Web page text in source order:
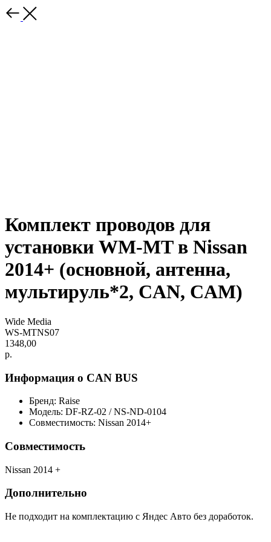
Комплект проводов для
установки WM-MT в Nissan
2014+ (основной, антенна,
мультируль*2, CAN, CAM)
Wide Media
WS-MTNS07
1348,00
р.
Информация о CAN BUS
Бренд: Raise
Модель: DF-RZ-02 / NS-ND-0104
Совместимость: Nissan 2014+
Совместимость
Nissan 2014 +
Дополнительно
Не подходит на комплектацию с Яндес Авто без доработок.